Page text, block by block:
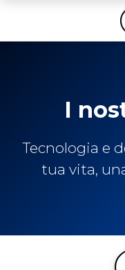
I
Tecnologia e
tua vita,